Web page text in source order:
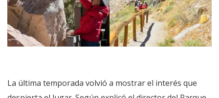
La última temporada volvió a mostrar el interés que